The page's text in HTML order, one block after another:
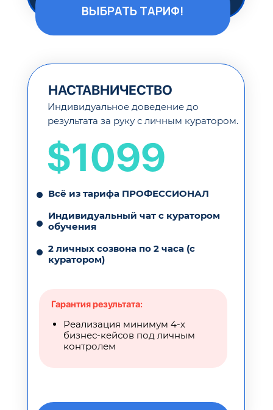
$1099
Всё из тарифа ПРОФЕССИОНАЛ
Индивидуальный чат с куратором
обучения
2 личных созвона по 2 часа (с
куратором)
Индивидуальное доведение до
результата за руку с личным куратором.
НАСТАВНИЧЕСТВО
Реализация минимум 4-х
бизнес-кейсов под личным
контролем
Гарантия результата:
ВЫБРАТЬ ТАРИФ!